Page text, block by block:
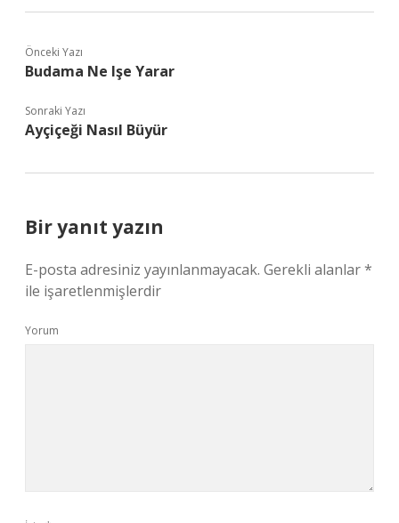
Önceki Yazı
Budama Ne Işe Yarar
Sonraki Yazı
Ayçiçeği Nasıl Büyür
Bir yanıt yazın
E-posta adresiniz yayınlanmayacak. Gerekli alanlar*
ile işaretlenmişlerdir
Yorum